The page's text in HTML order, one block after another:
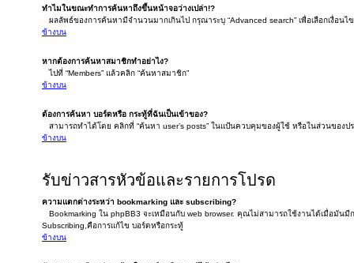
ทำไมในขณะทำการค้นหาถึงขึ้นหน้าจอว่างเปล่า!?
ผลลัพธ์ของการค้นหามีจำนวนมากเกินไป กรุณาระบุ “Advanced search” เพื่อเลือกเงื่อนไ
ข้างบน
หากต้องการค้นหาสมาชิกทำอย่าไง?
ไปที่ “Members” แล้วคลิก “ค้นหาสมาชิก”
ข้างบน
ต้องการค้นหา บอร์ดหรือ กระทู้ที่ฉันเป็นเข้าของ?
สามารถทำได้โดย คลิกที่ “ค้นหา user’s posts” ในแป้นควบคุมของผู้ใช้ หรือในส่วนของ
ข้างบน
รับข่าวสารหัวข้อและรายการโปรด
ความแตกต่างระหว่า bookmarking และ subscribing?
Bookmarking ใน phpBB3 จะเหมือนกับ web browser. คุณไม่สามารถใช้งานได้เมื่อมันมี
Subscribing,คือการแก้ไข บอร์ดหรือกระทู้
ข้างบน